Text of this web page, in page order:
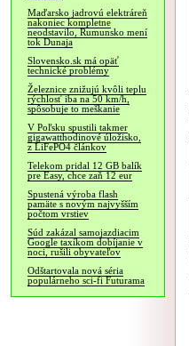
Maďarsko jadrovú elektráreň
nakoniec kompletne
neodstavilo, Rumunsko mení
tok Dunaja
Slovensko.sk má opäť
technické problémy
Železnice znižujú kvôli teplu
rýchlosť iba na 50 km/h,
spôsobuje to meškanie
V Poľsku spustili takmer
gigawatthodinové úložisko,
z LiFePO4 článkov
Telekom pridal 12 GB balík
pre Easy, chce zaň 12 eur
Spustená výroba flash
pamäte s novým najvyšším
počtom vrstiev
Súd zakázal samojazdiacim
Google taxíkom dobíjanie v
noci, rušili obyvateľov
Odštartovala nová séria
populárneho sci-fi Futurama